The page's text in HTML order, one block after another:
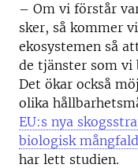
– Om vi förstår
sker, så kommer
ekosystemen så
de tjänster som vi
Det ökar också
olika
EU:s nya
biologisk
har lett studien.